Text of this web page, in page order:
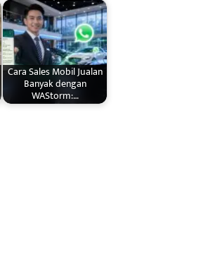
Cara Sales Mobil Jualan
Banyak dengan
WAStorm:…